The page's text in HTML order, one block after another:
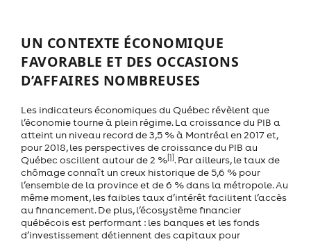
UN CONTEXTE ÉCONOMIQUE
FAVORABLE ET DES OCCASIONS
D’AFFAIRES NOMBREUSES
Les indicateurs économiques du Québec révèlent que
l’économie tourne à plein régime. La croissance du PIB a
atteint un niveau record de 3,5 % à Montréal en 2017 et,
pour 2018, les perspectives de croissance du PIB au
Québec oscillent autour de 2 %[1]. Par ailleurs, le taux de
chômage connaît un creux historique de 5,6 % pour
l’ensemble de la province et de 6 % dans la métropole. Au
même moment, les faibles taux d’intérêt facilitent l’accès
au financement. De plus, l’écosystème financier
québécois est performant : les banques et les fonds
d’investissement détiennent des capitaux pour